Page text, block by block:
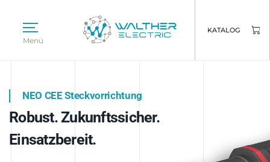
Menü
KATALOG
Intelligente Stromverteilung
NEO CEE Steckvorrichtung
Robust. Zukunftssicher.
Einsatzbereit.
Intelligenz trifft Energie.